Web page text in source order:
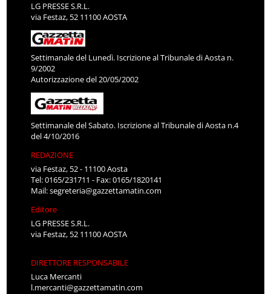
LG PRESSE S.R.L.
via Festaz, 52 11100 AOSTA
Settimanale del Lunedì. Iscrizione al Tribunale di Aosta n.
9/2002
Autorizzazione del 20/05/2002
Settimanale del Sabato. Iscrizione al Tribunale di Aosta n.4
del 4/10/2016
REDAZIONE
via Festaz, 52 - 11100 Aosta
Tel: 0165/231711 - Fax: 0165/1820141
Mail:segreteria@gazzettamatin.com
Editore
LG PRESSE S.R.L.
via Festaz, 52 11100 AOSTA
DIRETTORE RESPONSABILE
Luca Mercanti
l.mercanti@gazzettamatin.com